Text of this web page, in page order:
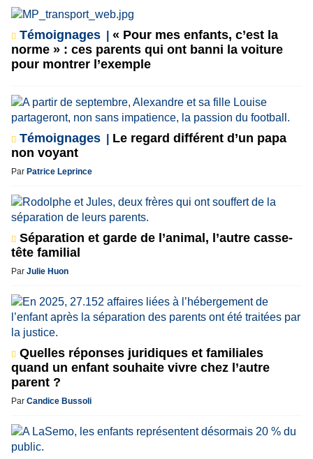
Témoignages
« Pour mes enfants, c’est la
norme » : ces parents qui ont banni la voiture
pour montrer l’exemple
Témoignages
Le regard différent d’un papa
non voyant
Par Patrice Leprince
Séparation et garde de l’animal, l’autre casse-
tête familial
Par Julie Huon
Quelles réponses juridiques et familiales
quand un enfant souhaite vivre chez l’autre
parent ?
Par Candice Bussoli